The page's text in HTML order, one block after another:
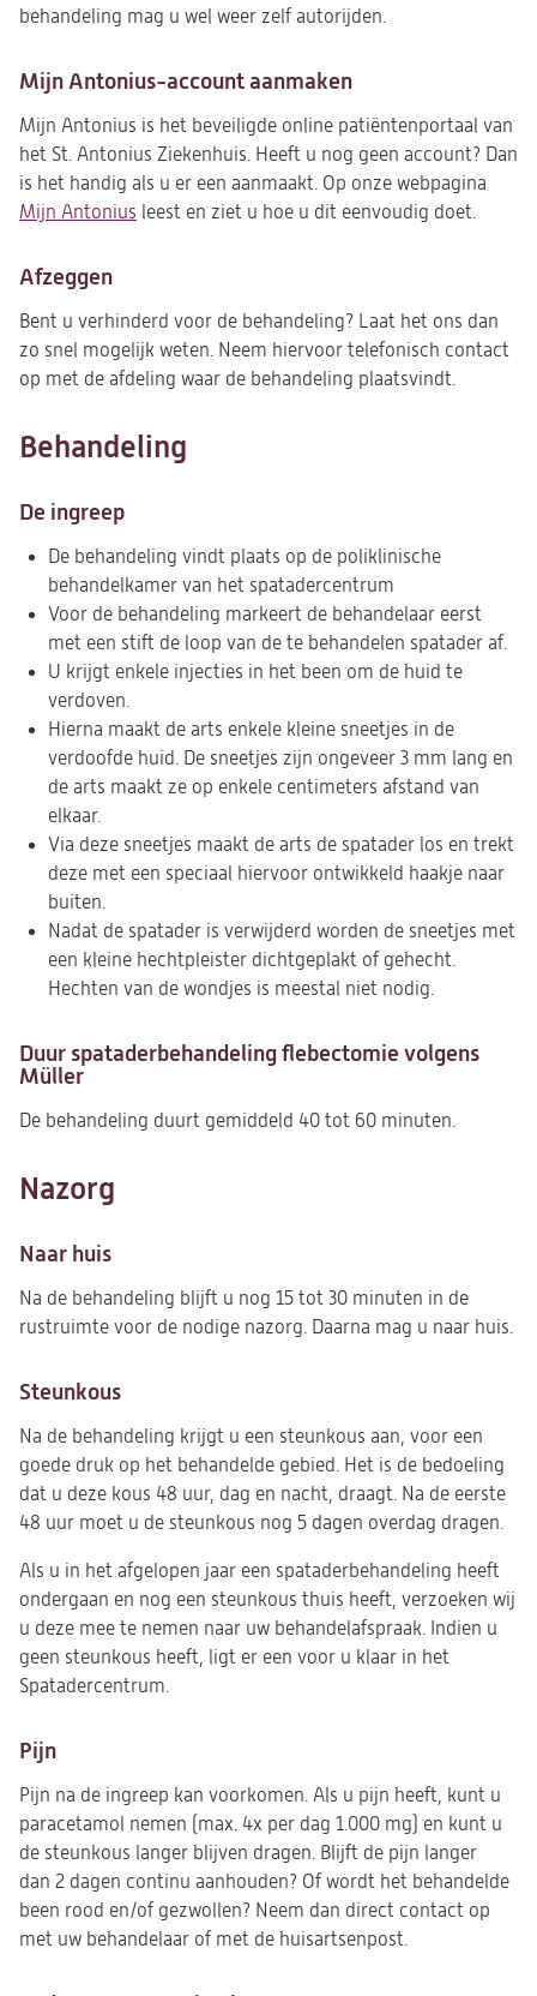
behandeling mag u wel weer zelf autorijden.
Mijn Antonius-account aanmaken
Mijn Antonius is het beveiligde online patiëntenportaal van
het St. Antonius Ziekenhuis. Heeft u nog geen account? Dan
is het handig als u er een aanmaakt. Op onze webpagina
Mijn Antonius leest en ziet u hoe u dit eenvoudig doet.
Afzeggen
Bent u verhinderd voor de behandeling? Laat het ons dan
zo snel mogelijk weten. Neem hiervoor telefonisch contact
op met de afdeling waar de behandeling plaatsvindt.
Behandeling
De ingreep
De behandeling vindt plaats op de poliklinische
behandelkamer van het spatadercentrum
Voor de behandeling markeert de behandelaar eerst
met een stift de loop van de te behandelen spatader af.
U krijgt enkele injecties in het been om de huid te
verdoven.
Hierna maakt de arts enkele kleine sneetjes in de
verdoofde huid. De sneetjes zijn ongeveer 3 mm lang en
de arts maakt ze op enkele centimeters afstand van
elkaar.
Via deze sneetjes maakt de arts de spatader los en trekt
deze met een speciaal hiervoor ontwikkeld haakje naar
buiten.
Nadat de spatader is verwijderd worden de sneetjes met
een kleine hechtpleister dichtgeplakt of gehecht.
Hechten van de wondjes is meestal niet nodig.
Duur spataderbehandeling flebectomie volgens
Müller
De behandeling duurt gemiddeld 40 tot 60 minuten.
Nazorg
Naar huis
Na de behandeling blijft u nog 15 tot 30 minuten in de
rustruimte voor de nodige nazorg. Daarna mag u naar huis.
Steunkous
Na de behandeling krijgt u een steunkous aan, voor een
goede druk op het behandelde gebied. Het is de bedoeling
dat u deze kous 48 uur, dag en nacht, draagt. Na de eerste
48 uur moet u de steunkous nog 5 dagen overdag dragen.
Als u in het afgelopen jaar een spataderbehandeling heeft
ondergaan en nog een steunkous thuis heeft, verzoeken wij
u deze mee te nemen naar uw behandelafspraak. Indien u
geen steunkous heeft, ligt er een voor u klaar in het
Spatadercentrum.
Pijn
Pijn na de ingreep kan voorkomen. Als u pijn heeft, kunt u
paracetamol nemen (max. 4x per dag 1.000 mg) en kunt u
de steunkous langer blijven dragen. Blijft de pijn langer
dan 2 dagen continu aanhouden? Of wordt het behandelde
been rood en/of gezwollen? Neem dan direct contact op
met uw behandelaar of met de huisartsenpost.